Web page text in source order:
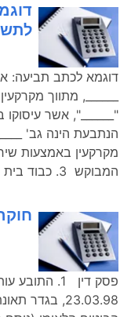
______, מתווך
הנתבעת הינה גב'
המבוקש 3. כבוד בית המשפט מתבקש לחייב את
פסק דין 1.